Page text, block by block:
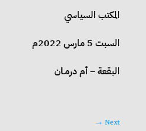
المكتب السياسي
السبت 5 مارس 2022م
البقعة – أم درمـان
Next
→